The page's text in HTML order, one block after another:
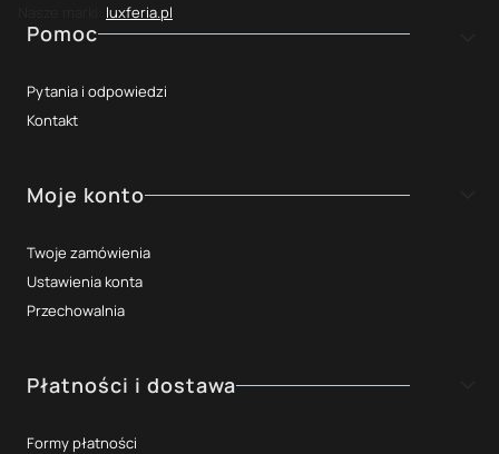
luxferia.pl
Linki w stopce
Pomoc
Pytania i odpowiedzi
Kontakt
Moje konto
Twoje zamówienia
Ustawienia konta
Przechowalnia
Płatności i dostawa
Formy płatności